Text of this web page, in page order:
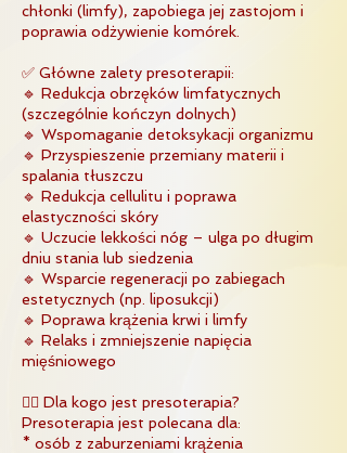
chłonki (limfy), zapobiega jej zastojom i
poprawia odżywienie komórek.
✅ Główne zalety presoterapii:
🔹 Redukcja obrzęków limfatycznych
(szczególnie kończyn dolnych)
🔹 Wspomaganie detoksykacji organizmu
🔹 Przyspieszenie przemiany materii i
spalania tłuszczu
🔹 Redukcja cellulitu i poprawa
elastyczności skóry
🔹 Uczucie lekkości nóg – ulga po długim
dniu stania lub siedzenia
🔹 Wsparcie regeneracji po zabiegach
estetycznych (np. liposukcji)
🔹 Poprawa krążenia krwi i limfy
🔹 Relaks i zmniejszenie napięcia
mięśniowego
👩‍⚕️ Dla kogo jest presoterapia?
Presoterapia jest polecana dla:
* osób z zaburzeniami krążenia